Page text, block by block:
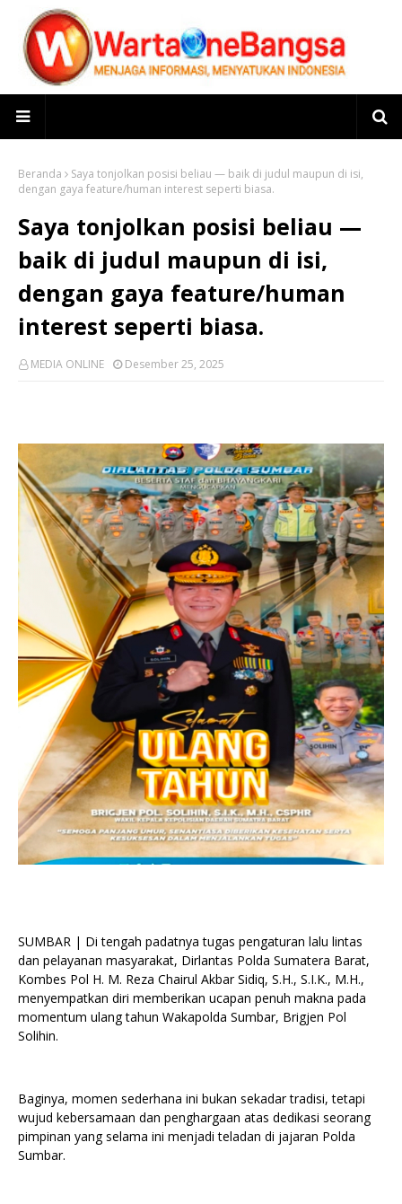
Beranda
Saya tonjolkan posisi beliau — baik di judul maupun di isi,
dengan gaya feature/human interest seperti biasa.
Saya tonjolkan posisi beliau —
baik di judul maupun di isi,
dengan gaya feature/human
interest seperti biasa.
MEDIA ONLINE Desember 25, 2025
SUMBAR | Di tengah padatnya tugas pengaturan lalu lintas
dan pelayanan masyarakat, Dirlantas Polda Sumatera Barat,
Kombes Pol H. M. Reza Chairul Akbar Sidiq, S.H., S.I.K., M.H.,
menyempatkan diri memberikan ucapan penuh makna pada
momentum ulang tahun Wakapolda Sumbar, Brigjen Pol
Solihin.
Baginya, momen sederhana ini bukan sekadar tradisi, tetapi
wujud kebersamaan dan penghargaan atas dedikasi seorang
pimpinan yang selama ini menjadi teladan di jajaran Polda
Sumbar.